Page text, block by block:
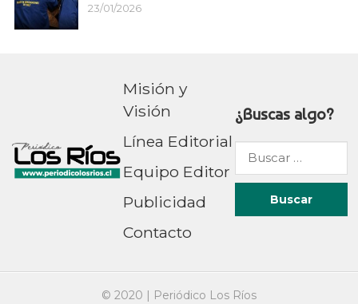
23/01/2026
Misión y
Visión
Línea Editorial
Equipo Editor
Publicidad
Contacto
¿Buscas algo?
Buscar
por:
© 2020 | Periódico Los Ríos